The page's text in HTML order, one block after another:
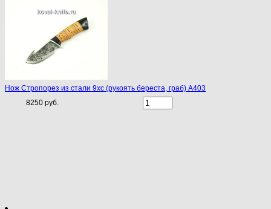
Нож Стропорез из стали 9хс (рукоять береста, граб) A403
8250 руб.